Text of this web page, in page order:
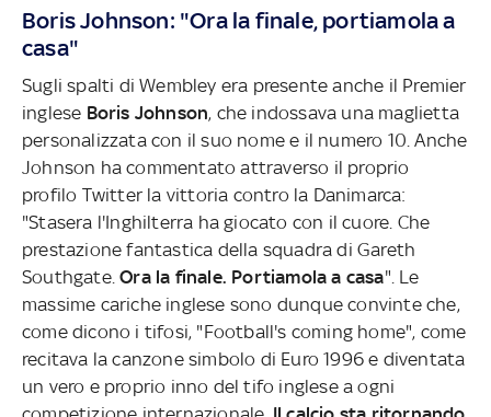
Boris Johnson: "Ora la finale, portiamola a
casa"
Sugli spalti di Wembley era presente anche il Premier
inglese Boris Johnson, che indossava una maglietta
personalizzata con il suo nome e il numero 10. Anche
Johnson ha commentato attraverso il proprio
profilo Twitter la vittoria contro la Danimarca:
"Stasera l'Inghilterra ha giocato con il cuore. Che
prestazione fantastica della squadra di Gareth
Southgate.Ora la finale. Portiamola a casa". Le
massime cariche inglese sono dunque convinte che,
come dicono i tifosi, "Football's coming home", come
recitava la canzone simbolo di Euro 1996 e diventata
un vero e proprio inno del tifo inglese a ogni